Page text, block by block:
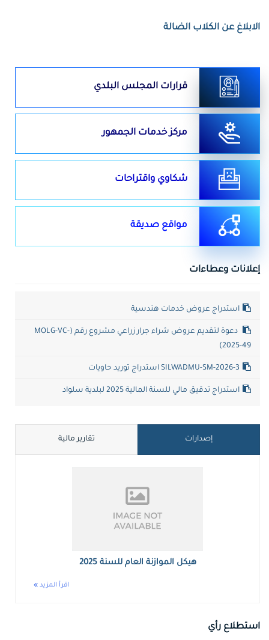
الابلاغ عن الكلاب الضالة
قرارات المجلس البلدي
مركز خدمات الجمهور
شكاوي واقتراحات
مواقع صديقة
إعلانات وعطاءات
استدراج عروض خدمات هندسية
دعوة لتقديم عروض شراء جرار زراعي مشروع رقم (MOLG-VC-
2025-49)
SILWADMU-SM-2026-3 استدراج توريد حاويات
استدراج تدقيق مالي للسنة المالية 2025 لبلدية سلواد
إصدارات تقارير مالية
هيكل الموازنة العام للسنة 2025
اقرأ المزيد
استطلاع رأي